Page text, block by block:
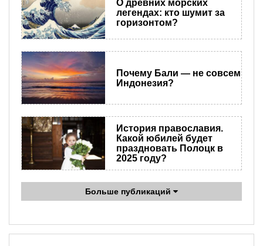
О древних морских
легендах: кто шумит за
горизонтом?
Почему Бали — не совсем
Индонезия?
История православия.
Какой юбилей будет
праздновать Полоцк в
2025 году?
Больше публикаций